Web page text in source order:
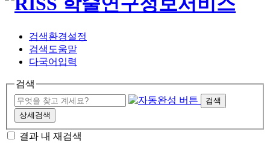
검색환경설정
검색도움말
다국어입력
검색
검색
상세검색
결과 내 재검색